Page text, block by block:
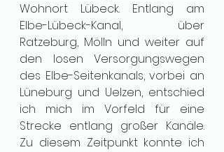
Wohnort Lübeck. Entlang am
Elbe-Lübeck-Kanal, über
Ratzeburg, Mölln und weiter auf
den losen Versorgungswegen
des Elbe-Seitenkanals, vorbei an
Lüneburg und Uelzen, entschied
ich mich im Vorfeld für eine
Strecke entlang großer Kanäle.
Zu diesem Zeitpunkt konnte ich